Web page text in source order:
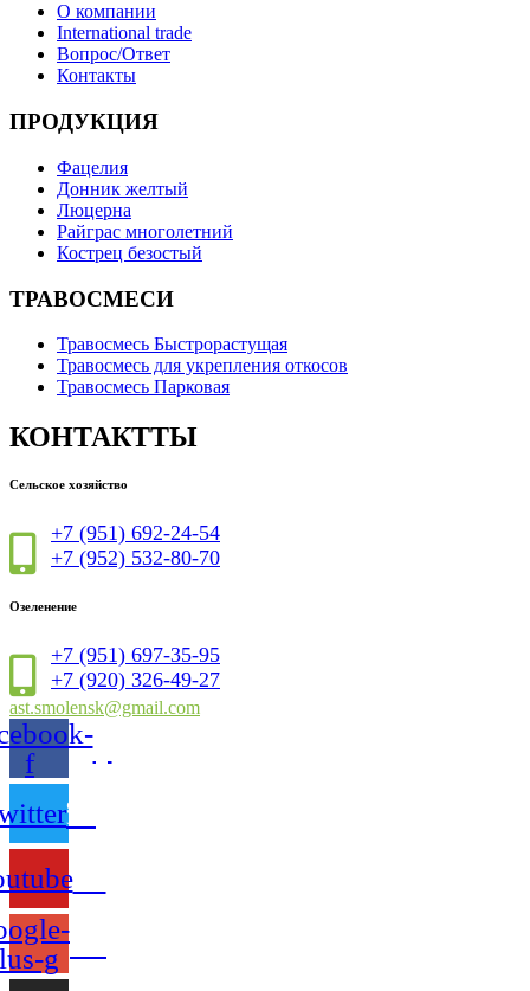
О компании
International trade
Вопрос/Ответ
Контакты
ПРОДУКЦИЯ
Фацелия
Донник желтый
Люцерна
Райграс многолетний
Кострец безостый
ТРАВОСМЕСИ
Травосмесь Быстрорастущая
Травосмесь для укрепления откосов
Травосмесь Парковая
КОНТАКТТЫ
Сельское хозяйство
+7 (951) 692-24-54
+7 (952) 532-80-70
Озеленение
+7 (951) 697-35-95
+7 (920) 326-49-27
ast.smolensk@gmail.com
f
g